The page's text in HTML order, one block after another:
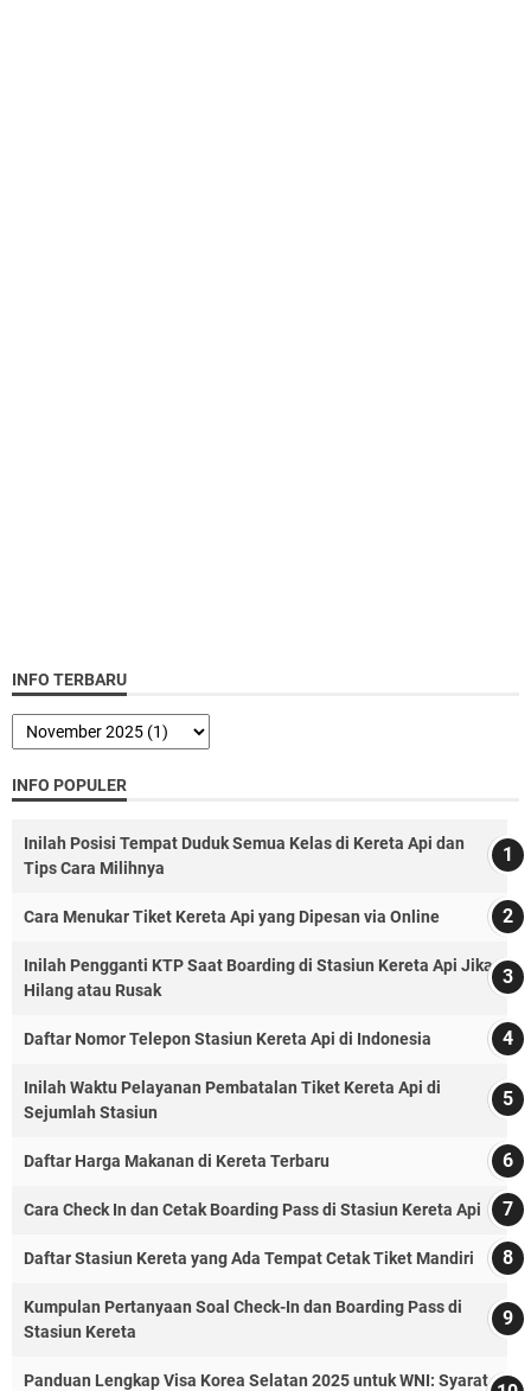
INFO TERBARU
INFO POPULER
Inilah Posisi Tempat Duduk Semua Kelas di Kereta Api dan
Tips Cara Milihnya
Cara Menukar Tiket Kereta Api yang Dipesan via Online
Inilah Pengganti KTP Saat Boarding di Stasiun Kereta Api Jika
Hilang atau Rusak
Daftar Nomor Telepon Stasiun Kereta Api di Indonesia
Inilah Waktu Pelayanan Pembatalan Tiket Kereta Api di
Sejumlah Stasiun
Daftar Harga Makanan di Kereta Terbaru
Cara Check In dan Cetak Boarding Pass di Stasiun Kereta Api
Daftar Stasiun Kereta yang Ada Tempat Cetak Tiket Mandiri
Kumpulan Pertanyaan Soal Check-In dan Boarding Pass di
Stasiun Kereta
Panduan Lengkap Visa Korea Selatan 2025 untuk WNI: Syarat,